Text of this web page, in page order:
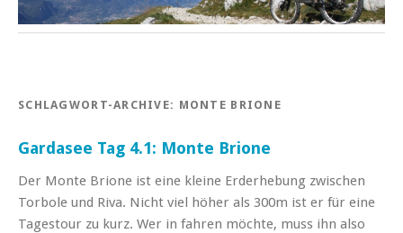
SCHLAGWORT-ARCHIVE: MONTE BRIONE
Gardasee Tag 4.1: Monte Brione
Der Monte Brione ist eine kleine Erderhebung zwischen
Torbole und Riva. Nicht viel höher als 300m ist er für eine
Tagestour zu kurz. Wer in fahren möchte, muss ihn also